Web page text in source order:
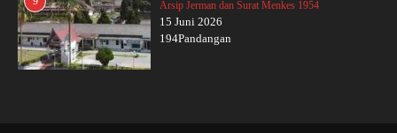
Arsip Jerman dan Surat Menkes 1954
15 Juni 2026
194Pandangan